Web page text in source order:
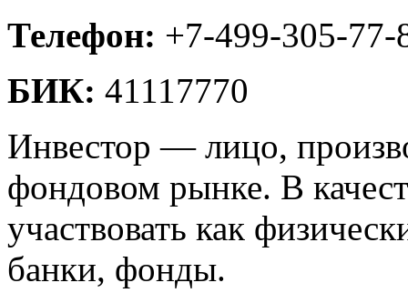
Телефон: +7-499-305-77-
БИК: 41117770
Инвестор — лицо,
фондовом рынке. В
участвовать как
банки, фонды.